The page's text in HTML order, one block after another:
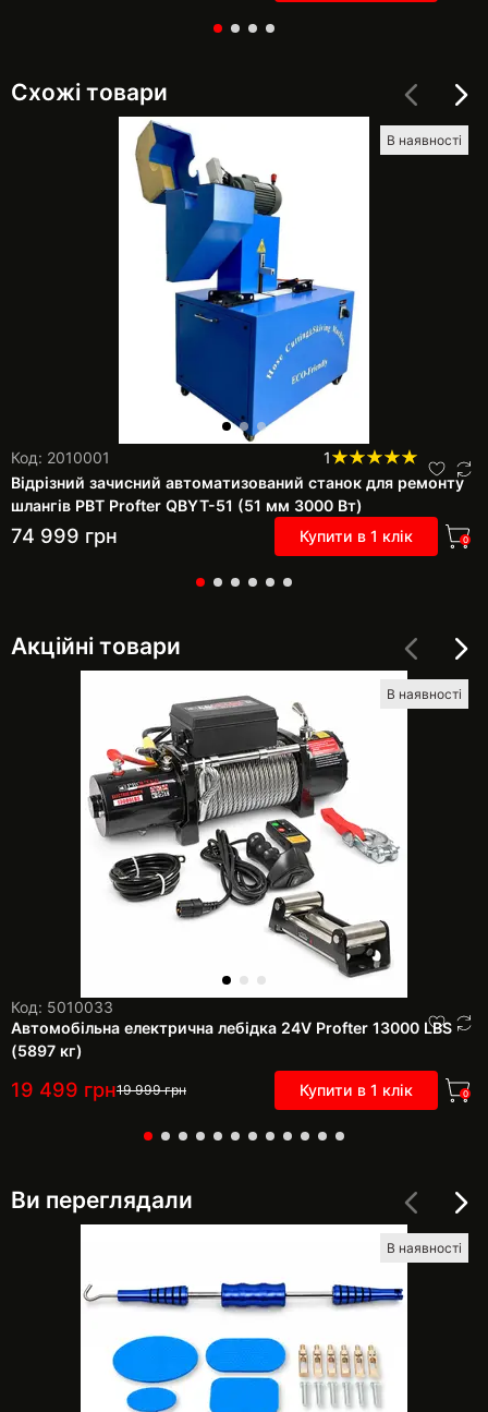
Схожі товари
В наявності
Код: 2010001
1
Відрізний зачисний автоматизований станок для ремонту
шлангів РВТ Profter QBYT-51 (51 мм 3000 Вт)
74 999 грн Купити в 1 клік 0
Акційні товари
В наявності
Код: 5010033
Автомобільна електрична лебідка 24V Profter 13000 LBS
(5897 кг)
19 499 грн19 999грн Купити в 1 клік 0
Ви переглядали
В наявності